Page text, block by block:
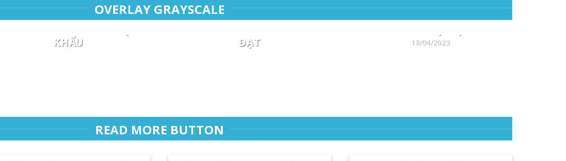
-Sự Lựa Chọn Hoàn Hảo Cho
1 COMMENT
Giải Pháp Hoàn Hảo Cho Diện
[...]
OVERLAY GRAYSCALE
KHẨU
ĐẠT
18/04/2023
READ MORE BUTTON